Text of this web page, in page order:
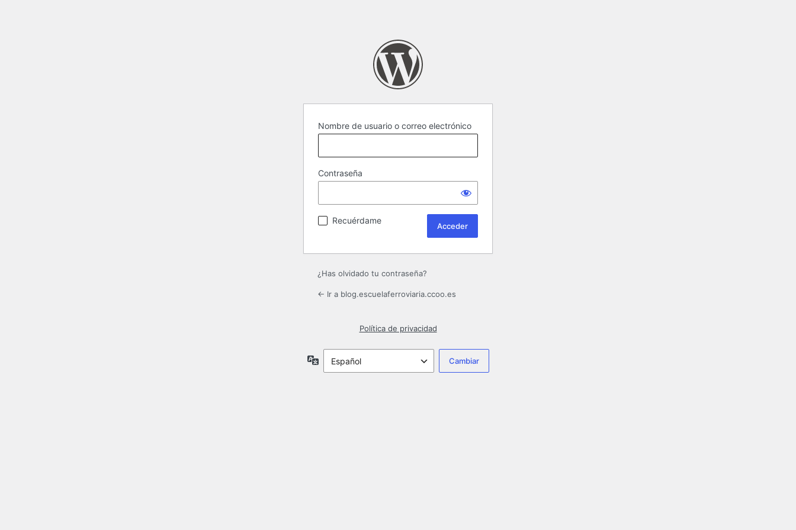
Nombre de usuario o correo electrónico
Contraseña
Recuérdame
¿Has olvidado tu contraseña?
← Ir a blog.escuelaferroviaria.ccoo.es
Política de privacidad
Idioma